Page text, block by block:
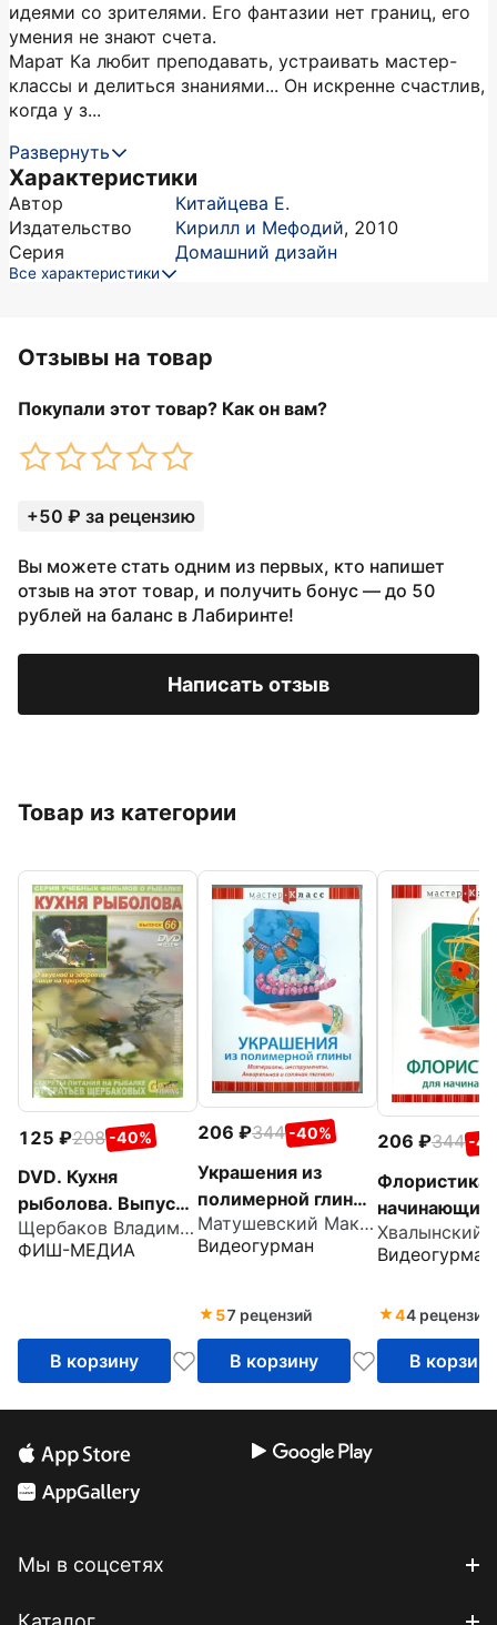
идеями со зрителями. Его фантазии нет границ, его
умения не знают счета.
Марат Ка любит преподавать, устраивать мастер-
классы и делиться знаниями... Он искренне счастлив,
когда у з...
Развернуть
Характеристики
Автор
Китайцева Е.
Издательство
Кирилл и Мефодий, 2010
Серия
Домашний дизайн
Все характеристики
Отзывы на товар
Покупали этот товар? Как он вам?
+50 ₽ за рецензию
Вы можете стать одним из первых, кто напишет
отзыв на этот товар, и получить бонус — до 50
рублей на баланс в Лабиринте!
Написать отзыв
Товар из категории
125 208 -40%
DVD. Кухня
рыболова. Выпуск
66
Щербаков Владимир Герардович
ФИШ-МЕДИА
В корзину
206 344 -40%
Украшения из
полимерной глины.
Материалы,
инструменты.
соляная техники
(DVD)
Матушевский Максим
Видеогурман
57 рецензий
В корзину
206 344 -
Флористика
начинающих
Видеогурман
44 рецензии
В корзину
Мы в соцсетях